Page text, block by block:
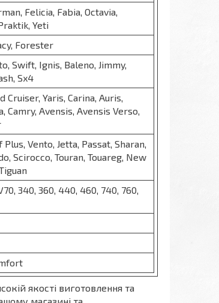
Felicia, Fabia, Octavia,
Yeti
Forester
Swift, Ignis, Baleno, Jimmy,
Sx4
Cruiser, Yaris, Carina, Auris,
Camry, Avensis, Avensis Verso,
Plus, Vento, Jetta, Passat, Sharan,
Scirocco, Touran, Touareg, New
340, 360, 440, 460, 740, 760,
якості виготовлення та